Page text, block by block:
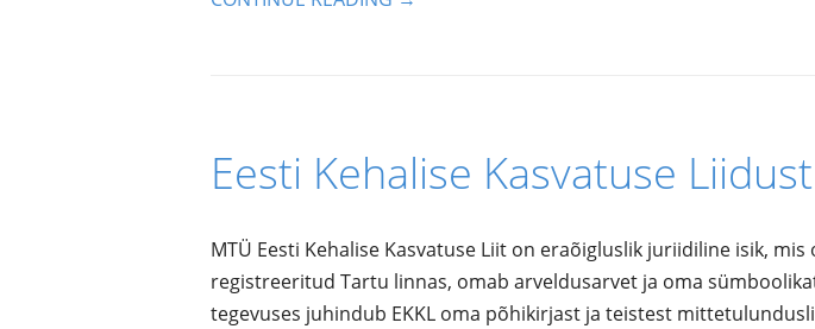
Eesti Kehalise Kasvatuse Liidust
MTÜ Eesti Kehalise Kasvatuse Liit on eraõigluslik juriidiline isik, mis
registreeritud Tartu linnas, omab arveldusarvet ja oma
tegevuses juhindub EKKL oma põhikirjast ja teistest